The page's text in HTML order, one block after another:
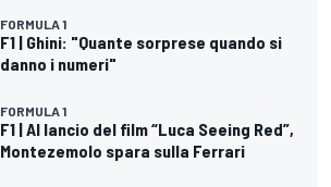
FORMULA 1
F1 | Ghini: "Quante sorprese quando si
danno i numeri"
FORMULA 1
F1 | Al lancio del film “Luca Seeing Red”,
Montezemolo spara sulla Ferrari